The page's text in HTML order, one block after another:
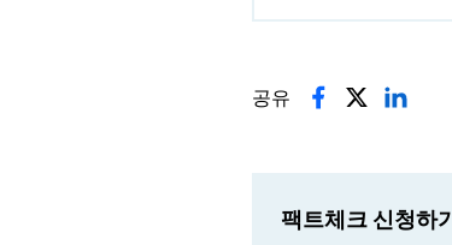
공유
팩트체크 신청하기